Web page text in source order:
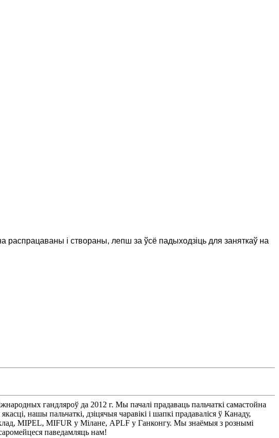
і створаны, лепш за ўсё падыходзіць для заняткаў на
гандляроў да 2012 г. Мы пачалі прадаваць пальчаткі самастойна
нашы пальчаткі, дзіцячыя чаравікі і шапкі прадаваліся ў Канаду,
MIPEL, MIFUR у Мілане, APLF у Ганконгу. Мы знаёмыя з рознымі
паведамляць нам!